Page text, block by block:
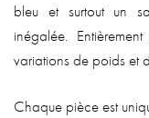
bleu et surtout un
inégalée.
variations de poids et
Chaque pièce est